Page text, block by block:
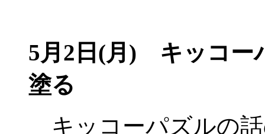
5月2日(月) キッコー
塗る
キッコーパズルの